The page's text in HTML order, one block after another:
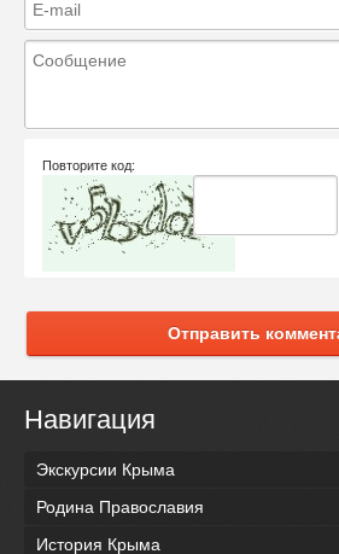
Повторите код:
Отправить
Навигация
Экскурсии Крыма
Родина Православия
История Крыма